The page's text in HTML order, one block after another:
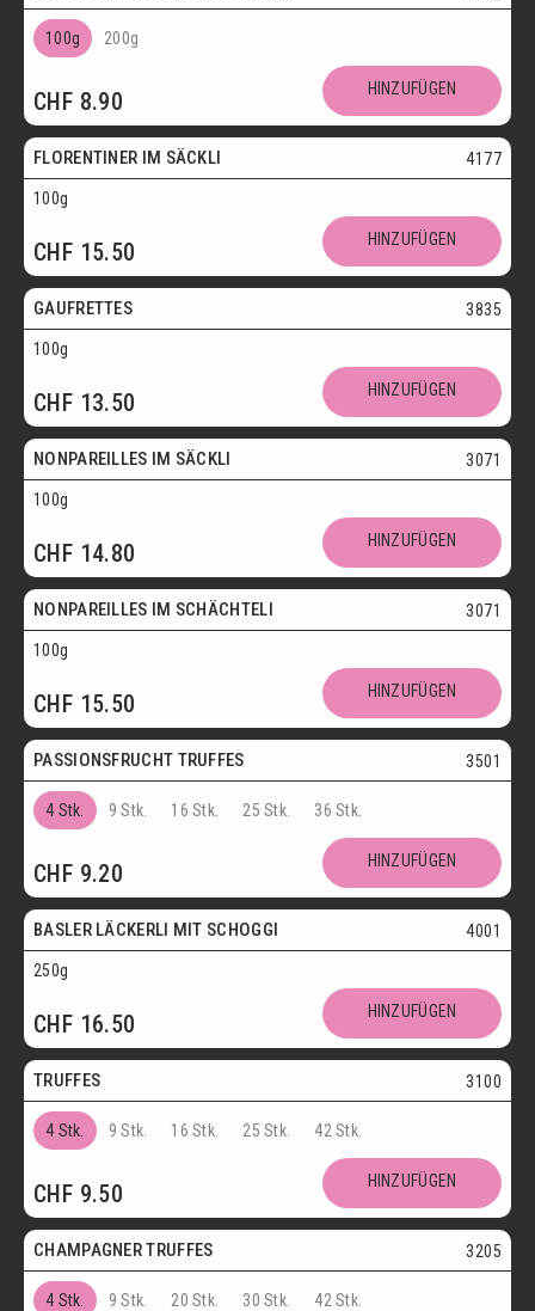
100g 200g
CHF 8.90 HINZUFÜGEN
Postversand
FLORENTINER IM SÄCKLI 4177
100g
CHF 15.50 HINZUFÜGEN
Postversand
GAUFRETTES 3835
100g
CHF 13.50 HINZUFÜGEN
Postversand
NONPAREILLES IM SÄCKLI 3071
100g
CHF 14.80 HINZUFÜGEN
Postversand
NONPAREILLES IM SCHÄCHTELI 3071
100g
CHF 15.50 HINZUFÜGEN
Postversand
PASSIONSFRUCHT TRUFFES 3501
4 Stk. 9 Stk. 16 Stk. 25 Stk. 36 Stk.
CHF 9.20 HINZUFÜGEN
Vegetarisch
BASLER LÄCKERLI MIT SCHOGGI 4001
250g
CHF 16.50 HINZUFÜGEN
Vegetarisch
TRUFFES 3100
4 Stk. 9 Stk. 16 Stk. 25 Stk. 42 Stk.
CHF 9.50 HINZUFÜGEN
Postversand
CHAMPAGNER TRUFFES 3205
4 Stk. 9 Stk. 20 Stk. 30 Stk. 42 Stk.